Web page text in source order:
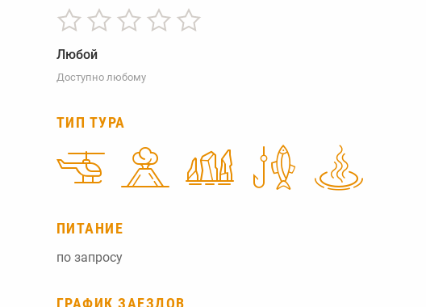
Любой
Доступно любому
ТИП ТУРА
ПИТАНИЕ
по запросу
ГРАФИК ЗАЕЗДОВ